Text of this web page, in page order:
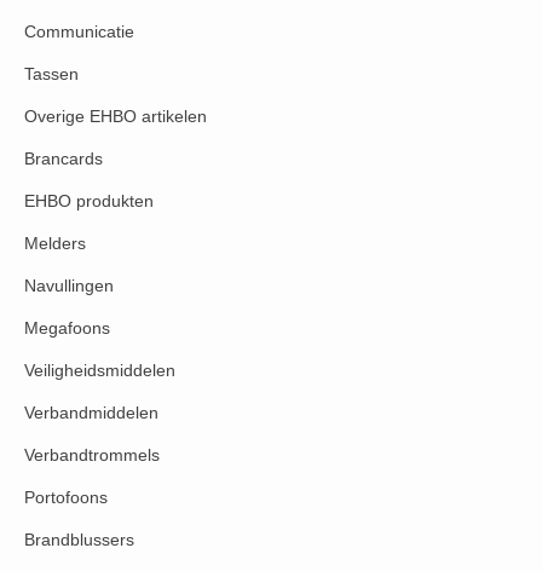
Communicatie
Tassen
Overige EHBO artikelen
Brancards
EHBO produkten
Melders
Navullingen
Megafoons
Veiligheidsmiddelen
Verbandmiddelen
Verbandtrommels
Portofoons
Brandblussers